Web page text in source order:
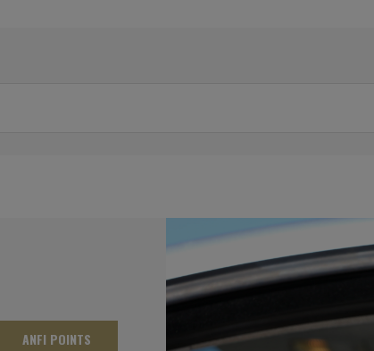
ANFI POINTS